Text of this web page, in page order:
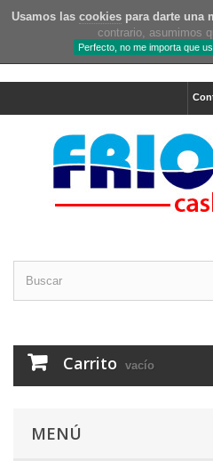
Usamos las cookies para darte una
contrario, asumimos
Perfecto, no me importa que
Carrito vacío
MENÚ